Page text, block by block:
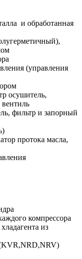
и обработанная
(управления
осушитель,
фильтр и запорный
протока масла,
компрессора
из
(KVR,NRD,NRV)